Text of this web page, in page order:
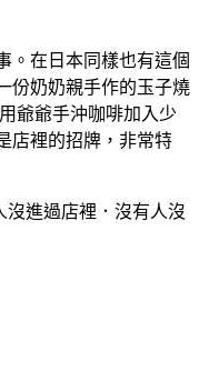
。在日本同樣也有這個
份奶奶親手作的玉子燒
爺爺手沖咖啡加入少
店裡的招牌，非常特
沒進過店裡．沒有人沒